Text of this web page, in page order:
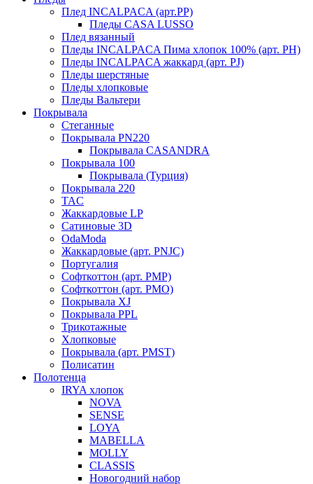
Плед INCALPACA (арт.PP)
Пледы CASA LUSSO
Плед вязанный
Пледы INCALPACA Пима хлопок 100% (арт. PH)
Пледы INCALPACA жаккард (арт. PJ)
Пледы шерстяные
Пледы хлопковые
Пледы Вальтери
Покрывала
Стеганные
Покрывала PN220
Покрывала CASANDRA
Покрывала 100
Покрывала (Турция)
Покрывала 220
TAC
Жаккардовые LP
Сатиновые 3D
OdaModa
Жаккардовые (арт. PNJC)
Португалия
Софткоттон (арт. PMP)
Софткоттон (арт. PMO)
Покрывала XJ
Покрывала PPL
Трикотажные
Хлопковые
Покрывала (арт. PMST)
Полисатин
Полотенца
IRYA хлопок
NOVA
SENSE
LOYA
MABELLA
MOLLY
CLASSIS
Новогодний набор